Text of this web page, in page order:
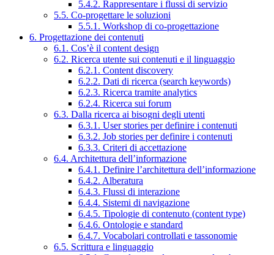
5.4.2. Rappresentare i flussi di servizio
5.5. Co-progettare le soluzioni
5.5.1. Workshop di co-progettazione
6. Progettazione dei contenuti
6.1. Cos’è il content design
6.2. Ricerca utente sui contenuti e il linguaggio
6.2.1. Content discovery
6.2.2. Dati di ricerca (search keywords)
6.2.3. Ricerca tramite analytics
6.2.4. Ricerca sui forum
6.3. Dalla ricerca ai bisogni degli utenti
6.3.1. User stories per definire i contenuti
6.3.2. Job stories per definire i contenuti
6.3.3. Criteri di accettazione
6.4. Architettura dell’informazione
6.4.1. Definire l’architettura dell’informazione
6.4.2. Alberatura
6.4.3. Flussi di interazione
6.4.4. Sistemi di navigazione
6.4.5. Tipologie di contenuto (content type)
6.4.6. Ontologie e standard
6.4.7. Vocabolari controllati e tassonomie
6.5. Scrittura e linguaggio